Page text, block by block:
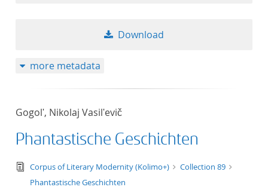
Download
more metadata
Gogolʹ, Nikolaj Vasilʹevič
Phantastische Geschichten
text/tg.edition+tg.aggregation+xml
Corpus of Literary Modernity (Kolimo+)
Collection 89
Phantastische Geschichten